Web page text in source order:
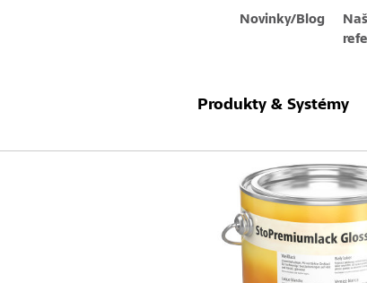
Novinky/Blog
Produkty & Systémy